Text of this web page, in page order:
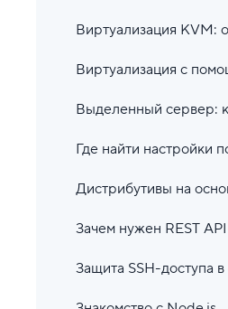
Виртуализация с
Дистрибутивы на
Зачем нужен REST